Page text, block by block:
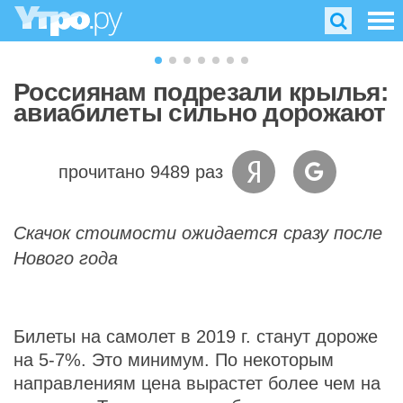
Россиянам подрезали крылья:
авиабилеты сильно дорожают
прочитано 9489 раз
Скачок стоимости ожидается сразу после
Нового года
Билеты на самолет в 2019 г. станут дороже
на 5-7%. Это минимум. По некоторым
направлениям цена вырастет более чем на